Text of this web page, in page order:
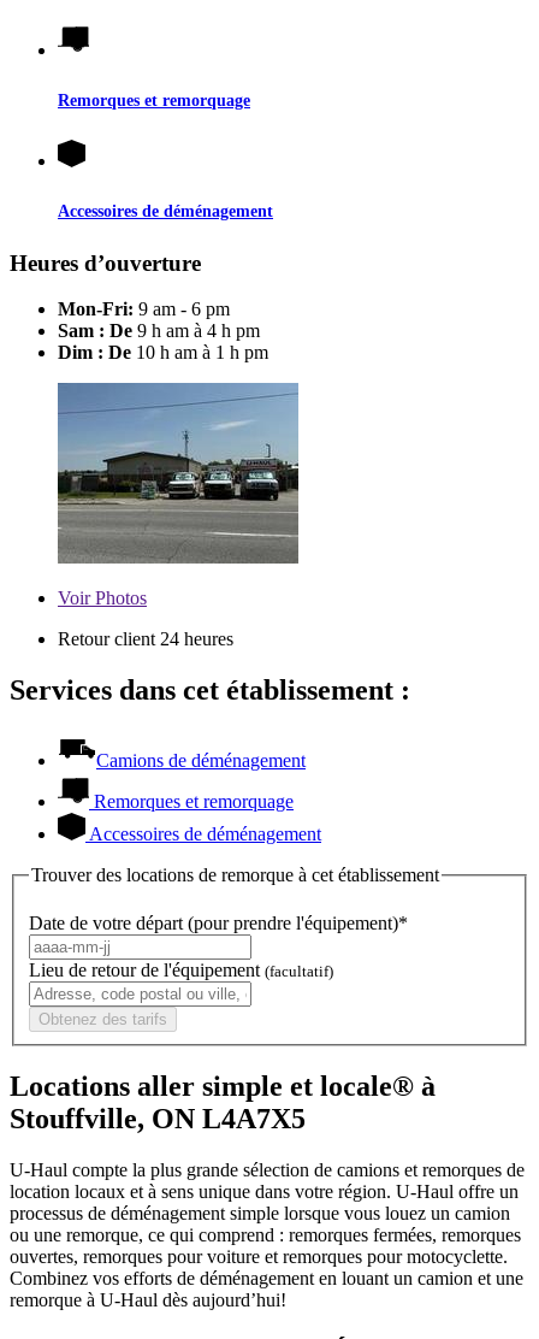
Remorques et remorquage
Accessoires de déménagement
Heures d’ouverture
Mon-Fri: 9 am - 6 pm
Sam : De 9 h am à 4 h pm
Dim : De 10 h am à 1 h pm
VoirPhotos
Retour client 24 heures
Services dans cet établissement :
Camions de déménagement
Remorques et remorquage
Accessoires de déménagement
Trouver des locations de remorque à cet établissement
Date de votre départ (pour prendre l'équipement)*
Lieu de retour de l'équipement (facultatif)
Obtenez des tarifs
Locations aller simple et locale® à
Stouffville, ON L4A7X5
U-Haul compte la plus grande sélection de camions et remorques de
location locaux et à sens unique dans votre région. U-Haul offre un
processus de déménagement simple lorsque vous louez un camion
ou une remorque, ce qui comprend : remorques fermées, remorques
ouvertes, remorques pour voiture et remorques pour motocyclette.
Combinez vos efforts de déménagement en louant un camion et une
remorque à U-Haul dès aujourd’hui!